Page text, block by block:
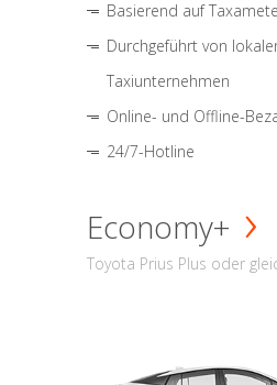
Basierend auf
Durchgeführt von
Taxiunternehmen
Online- und Offline-
24/7-Hotline
Economy+
Toyota Prius Plus oder